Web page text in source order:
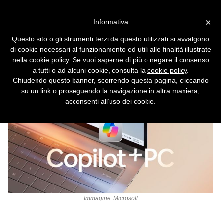
pagine le web e gestisce le
password direttamente
dall'app
Immagine: Microsoft
×
Informativa
Questo sito o gli strumenti terzi da questo utilizzati si avvalgono
di cookie necessari al funzionamento ed utili alle finalità illustrate
nella cookie policy. Se vuoi saperne di più o negare il consenso
a tutti o ad alcuni cookie, consulta la cookie policy.
Chiudendo questo banner, scorrendo questa pagina, cliccando
su un link o proseguendo la navigazione in altra maniera,
acconsenti all’uso dei cookie.